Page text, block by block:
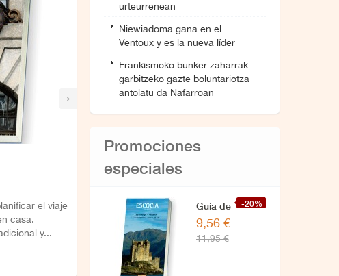
›
el viaje
casa.
y...
urteurrenean
Niewiadoma gana en el
Ventoux y es la nueva líder
Frankismoko bunker zaharrak
garbitzeko gazte boluntariotza
antolatu da Nafarroan
Promociones
especiales
-20%
Guía de
Escocia
9,56 €
11,95 €